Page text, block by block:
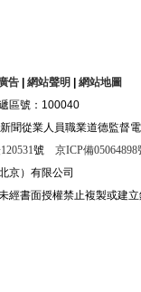
告| 網站聲明
網站地圖
區號：100040
聞從業人員職業道德監督
120531號 京ICP備05064898
京）有限公司
經書面授權禁止複製或建